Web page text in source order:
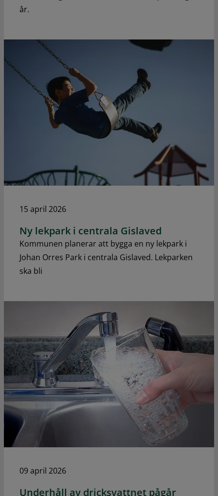
år.
15 april 2026
Ny lekpark i centrala Gislaved
Kommunen planerar att bygga en ny lekpark i
Johan Orres Park i centrala Gislaved. Lekparken
ska bli
09 april 2026
Underhåll av dricksvattnet pågår